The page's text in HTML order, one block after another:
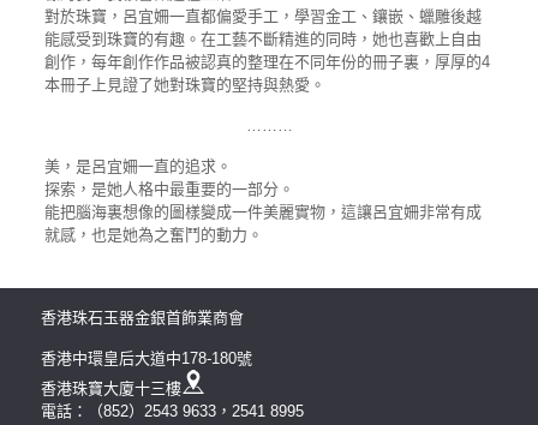
對於珠寶，呂宜姍一直都偏愛手工，學習金工、鑲嵌、蠟雕後越
能感受到珠寶的有趣。在工藝不斷精進的同時，她也喜歡上自由
創作，每年創作作品被認真的整理在不同年份的冊子裏，厚厚的4
本冊子上見證了她對珠寶的堅持與熱愛。
………
美，是呂宜姍一直的追求。
探索，是她人格中最重要的一部分。
能把腦海裏想像的圖樣變成一件美麗實物，這讓呂宜姍非常有成
就感，也是她為之奮鬥的動力。
香港珠石玉器金銀首飾業商會
香港中環皇后大道中178-180號
香港珠寶大廈十三樓
電話：（852）2543 9633，2541 8995